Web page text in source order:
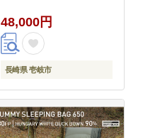
市》
48,000円
長崎県 壱岐市